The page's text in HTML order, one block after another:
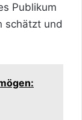
Publikum
schätzt und